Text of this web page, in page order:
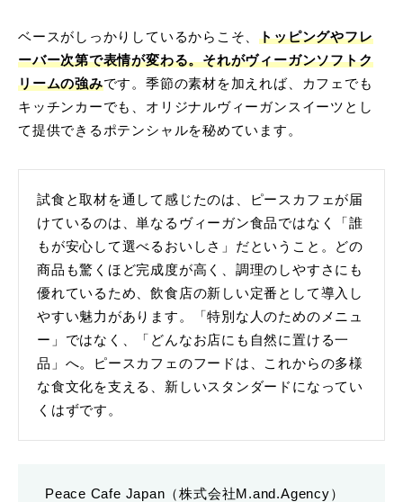
ベースがしっかりしているからこそ、トッピングやフレ
ーバー次第で表情が変わる。それがヴィーガンソフトク
リームの強みです。季節の素材を加えれば、カフェでも
キッチンカーでも、オリジナルヴィーガンスイーツとし
て提供できるポテンシャルを秘めています。
試食と取材を通して感じたのは、ピースカフェが届
けているのは、単なるヴィーガン食品ではなく「誰
もが安心して選べるおいしさ」だということ。どの
商品も驚くほど完成度が高く、調理のしやすさにも
優れているため、飲食店の新しい定番として導入し
やすい魅力があります。「特別な人のためのメニュ
ー」ではなく、「どんなお店にも自然に置ける一
品」へ。ピースカフェのフードは、これからの多様
な食文化を支える、新しいスタンダードになってい
くはずです。
Peace Cafe Japan（株式会社M.and.Agency）